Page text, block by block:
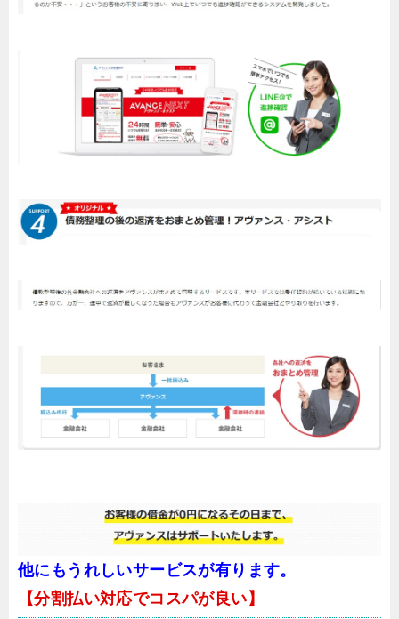
他にもうれしいサービスが有ります。
【分割払い対応でコスパが良い】